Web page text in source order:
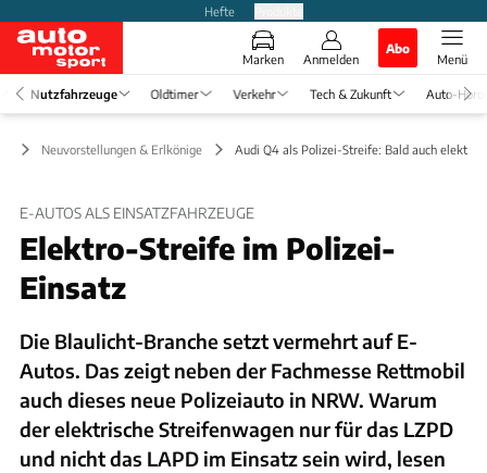
Hefte
Marken Anmelden
Abo
Menü
Nutzfahrzeuge Oldtimer Verkehr Tech & Zukunft Auto-
Neuvorstellungen & Erlkönige Audi Q4 als Polizei-Streife: Bald auch
E-AUTOS ALS EINSATZFAHRZEUGE
Elektro-Streife im Polizei-
Einsatz
Die Blaulicht-Branche setzt vermehrt auf E-
Autos. Das zeigt neben der Fachmesse Rettmobil
auch dieses neue Polizeiauto in NRW. Warum
der elektrische Streifenwagen nur für das LZPD
und nicht das LAPD im Einsatz sein wird, lesen